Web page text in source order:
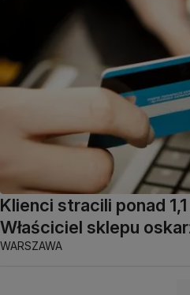
Klienci stracili ponad
Właściciel sklepu
WARSZAWA